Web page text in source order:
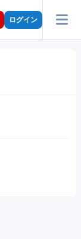
ログイン